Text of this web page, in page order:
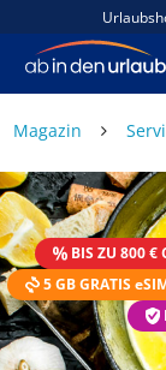
Magazin
BIS ZU 800 €
DEIN
AUS
Exklusiv:
☀️ Bis zu
📱 App